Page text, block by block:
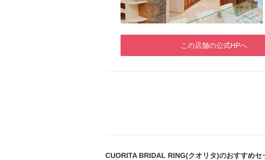
この店舗の公式HPへ
CUORITA BRIDAL RING(クオリタ)のおすすめセ